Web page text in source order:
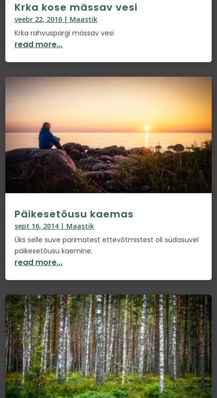
Krka kose mässav vesi
veebr 22, 2016 | Maastik
Krka rahvuspargi mässav vesi
read more...
Päikesetõusu kaemas
sept 16, 2014 | Maastik
Üks selle suve parimatest ettevõtmistest oli südasuvel
päikesetõusu kaemine.
read more...